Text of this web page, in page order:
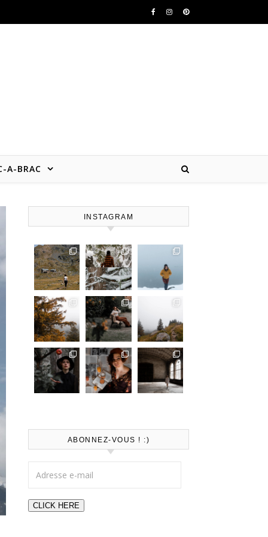
A-BRAC
INSTAGRAM
ABONNEZ-VOUS ! :)
CLICK HERE